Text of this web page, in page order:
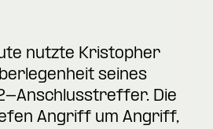
nutzte Kristopher
seines
Anschlusstreffer. Die
Angriff um Angriff,